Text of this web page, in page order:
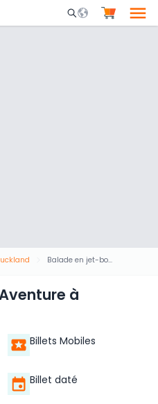
Mobile Search
Balade en jet-boat Aventure à Auckland
à
Billets Mobiles
Billet daté